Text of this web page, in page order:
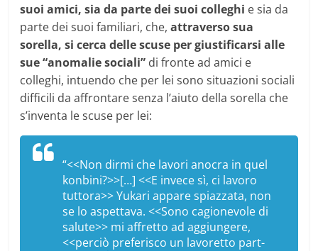
suoi amici, sia da parte dei suoi colleghi e sia da
parte dei suoi familiari, che,attraverso sua
sorella, si cerca delle scuse per giustificarsi alle
sue “anomalie sociali” di fronte ad amici e
colleghi, intuendo che per lei sono situazioni sociali
difficili da affrontare senza l’aiuto della sorella che
s’inventa le scuse per lei:
“<<Non dirmi che lavori anocra in quel
konbini?>>[…] <<E invece sì, ci lavoro
tuttora>> Yukari appare spiazzata, non
se lo aspettava. <<Sono cagionevole di
salute>> mi affretto ad aggiungere,
<<perciò preferisco un lavoretto part-